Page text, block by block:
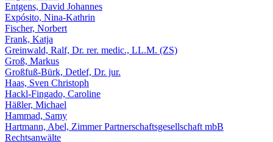
Entgens, David Johannes
Expósito, Nina-Kathrin
Fischer, Norbert
Frank, Katja
Greinwald, Ralf, Dr. rer. medic., LL.M. (ZS)
Groß, Markus
Großfuß-Bürk, Detlef, Dr. jur.
Haas, Sven Christoph
Hackl-Fingado, Caroline
Häßler, Michael
Hammad, Samy
Hartmann, Abel, Zimmer Partnerschaftsgesellschaft mbB
Rechtsanwälte